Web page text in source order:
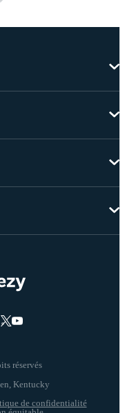
réservés
de confidentialité